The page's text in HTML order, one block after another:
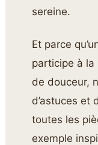
sereine.
Et parce
participe à la
de douceur,
d’astuces et
toutes les
exemple